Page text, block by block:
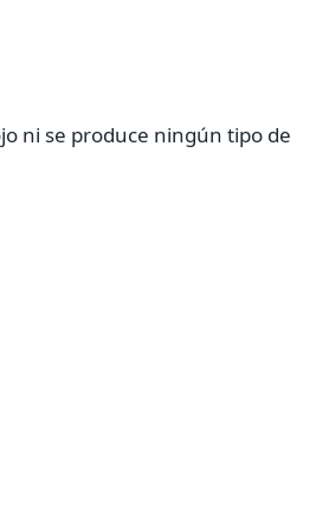
ni se produce ningún tipo de